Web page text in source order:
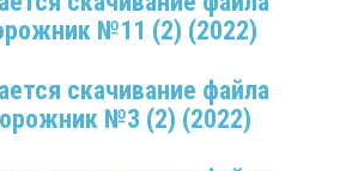
№11 (2) (2022)
№3 (2) (2022)